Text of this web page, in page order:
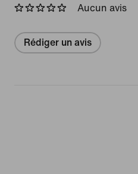
Aucun avis
Rédiger un avis